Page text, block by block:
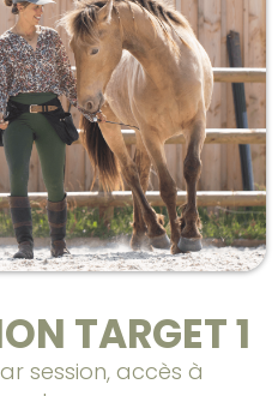
TARGET 1
session, accès à